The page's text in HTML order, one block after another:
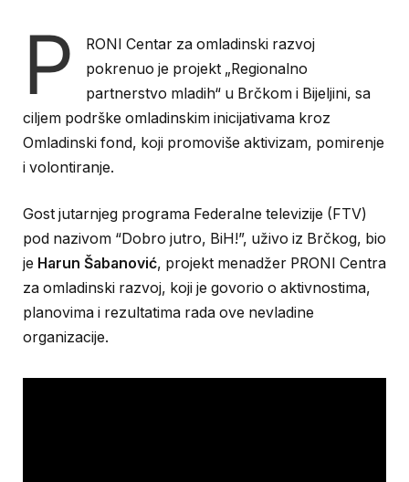
P
RONI Centar za omladinski razvoj
pokrenuo je projekt „Regionalno
partnerstvo mladih“ u Brčkom i Bijeljini, sa
ciljem podrške omladinskim inicijativama kroz
Omladinski fond, koji promoviše aktivizam, pomirenje
i volontiranje.
Gost jutarnjeg programa Federalne televizije (FTV)
pod nazivom “Dobro jutro, BiH!”, uživo iz Brčkog, bio
je Harun Šabanović, projekt menadžer PRONI Centra
za omladinski razvoj, koji je govorio o aktivnostima,
planovima i rezultatima rada ove nevladine
organizacije.